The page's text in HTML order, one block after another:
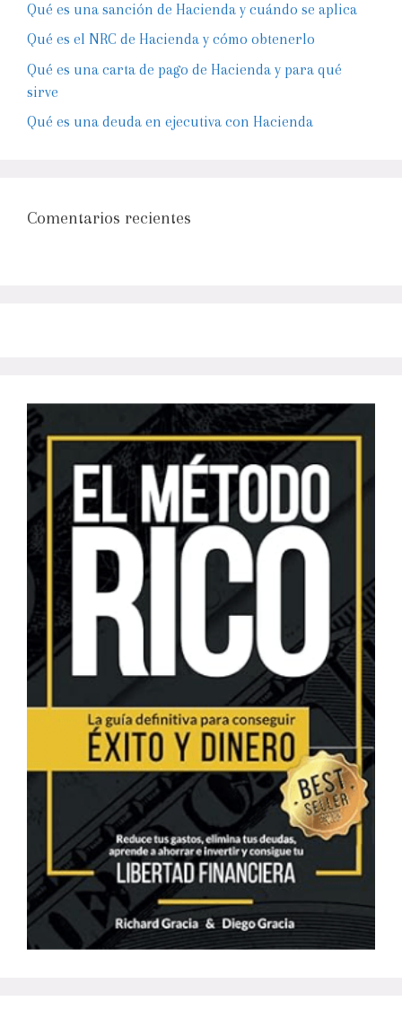
Qué es una sanción de Hacienda y cuándo se aplica
Qué es el NRC de Hacienda y cómo obtenerlo
Qué es una carta de pago de Hacienda y para qué
sirve
Qué es una deuda en ejecutiva con Hacienda
Comentarios recientes